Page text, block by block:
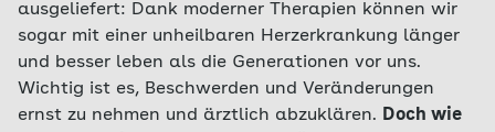
ausgeliefert: Dank moderner Therapien können wir
sogar mit einer unheilbaren Herzerkrankung länger
und besser leben als die Generationen vor uns.
Wichtig ist es, Beschwerden und Veränderungen
ernst zu nehmen und ärztlich abzuklären. Doch wie